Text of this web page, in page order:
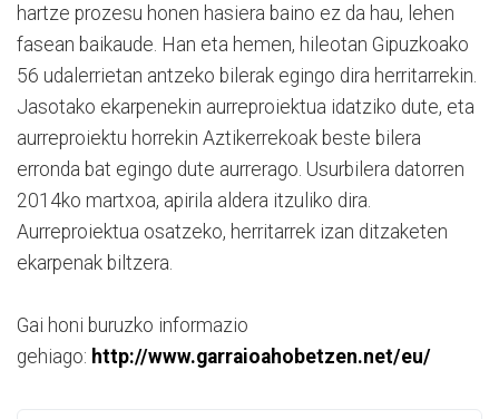
hartze prozesu honen hasiera baino ez da hau, lehen
fasean baikaude. Han eta hemen, hileotan Gipuzkoako
56 udalerrietan antzeko bilerak egingo dira herritarrekin.
Jasotako ekarpenekin aurreproiektua idatziko dute, eta
aurreproiektu horrekin Aztikerrekoak beste bilera
erronda bat egingo dute aurrerago. Usurbilera datorren
2014ko martxoa, apirila aldera itzuliko dira.
Aurreproiektua osatzeko, herritarrek izan ditzaketen
ekarpenak biltzera.
Gai honi buruzko informazio
gehiago: http://www.garraioahobetzen.net/eu/